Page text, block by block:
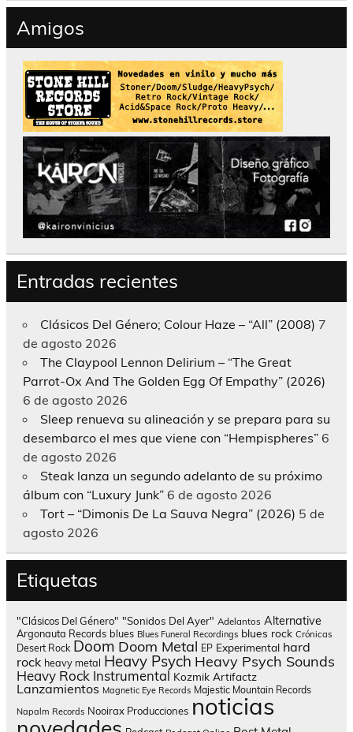
Amigos
Entradas recientes
Clásicos Del Género; Colour Haze – “All” (2008) 7
de agosto 2026
The Claypool Lennon Delirium – “The Great
Parrot-Ox And The Golden Egg Of Empathy” (2026)
6 de agosto 2026
Sleep renueva su alineación y se prepara para su
desembarco el mes que viene con “Hempispheres” 6
de agosto 2026
Steak lanza un segundo adelanto de su próximo
álbum con “Luxury Junk” 6 de agosto 2026
Tort – “Dimonis De La Sauva Negra” (2026) 5 de
agosto 2026
Etiquetas
"Clásicos Del Género" "Sonidos Del Ayer" Adelantos Alternative
Argonauta Records blues Blues Funeral Recordings blues rock Crónicas
Desert Rock Doom Doom Metal EP Experimental hard
rock heavy metal Heavy Psych Heavy Psych Sounds
Heavy Rock Instrumental Kozmik Artifactz
Lanzamientos Magnetic Eye Records Majestic Mountain Records
Napalm Records Nooirax Producciones noticias